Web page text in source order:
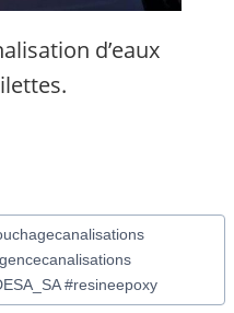
d’eaux
#resineepoxy